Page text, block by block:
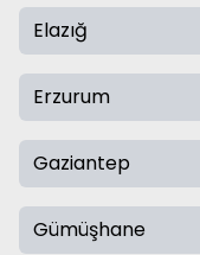
Elazığ
Erzurum
Gaziantep
Gümüşhane